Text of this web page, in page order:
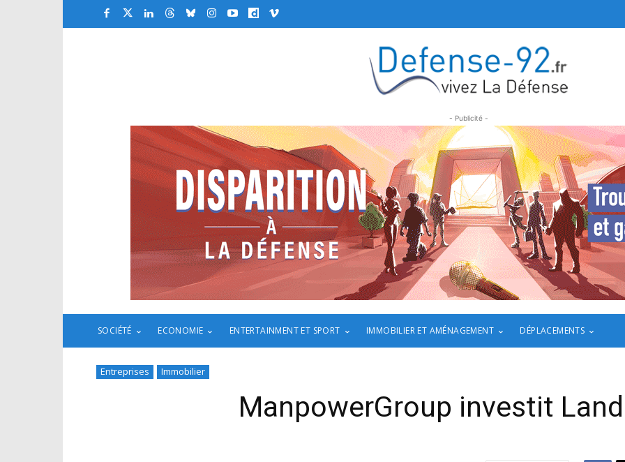
- Publicité -
SOCIÉTÉ ECONOMIE ENTERTAINMENT ET SPORT IMMOBILIER ET AMÉNAGEMENT DÉPLACEMENTS
Entreprises Immobilier
ManpowerGroup investit